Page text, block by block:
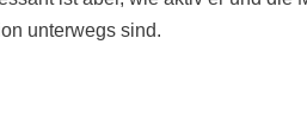
unterwegs sind.